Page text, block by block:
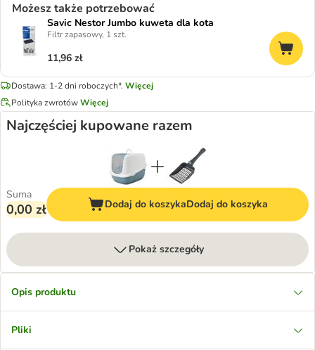
Możesz także potrzebować
Savic Nestor Jumbo kuweta dla kota
Filtr zapasowy, 1 szt.
11,96 zł
Dostawa: 1-2 dni roboczych*. Więcej
Polityka zwrotówWięcej
Najczęściej kupowane razem
Suma
0,00 zł Dodaj do koszykaDodaj do koszyka
Pokaż szczegóły
Opis produktu
Pliki